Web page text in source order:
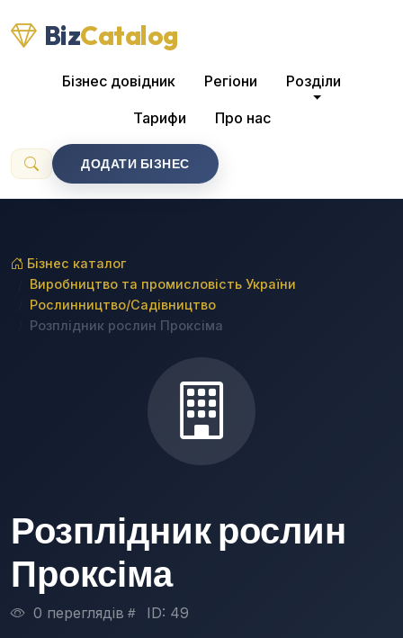
BizCatalog
Бізнес довідник Регіони Розділи
Тарифи Про нас
ДОДАТИ БІЗНЕС
Бізнес каталог
Виробництво та промисловість України
Рослинництво/Садівництво
Розплідник рослин Проксіма
Розплідник рослин
Проксіма
0 переглядів ID: 49